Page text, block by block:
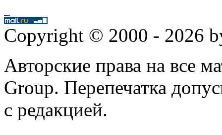
Copyright © 2000 - 2026
Авторские права на все
Group. Перепечатка
с редакцией.